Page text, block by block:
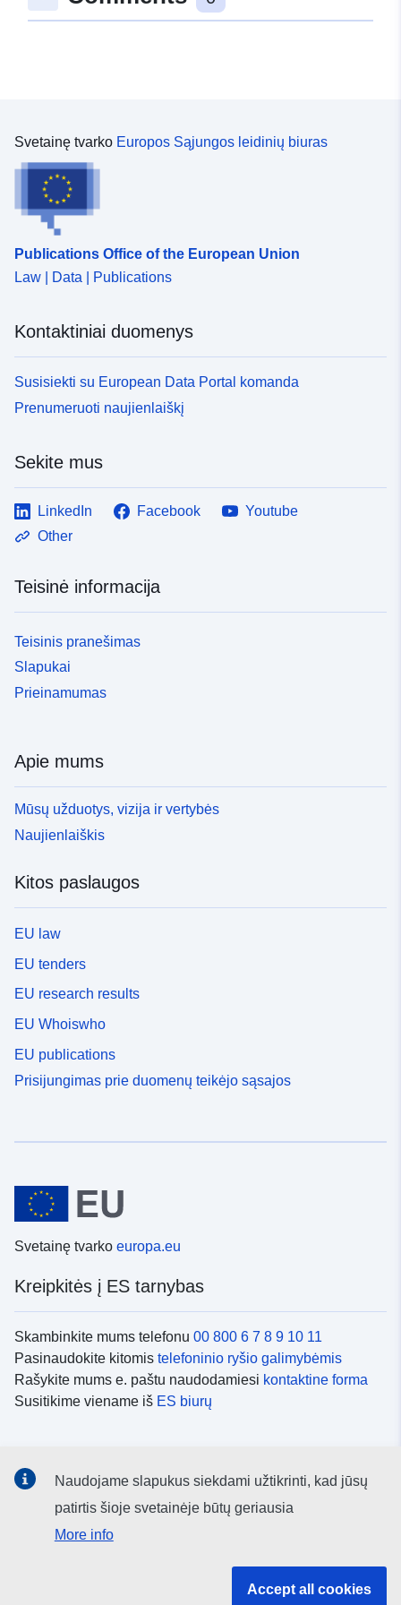
6ee2-887e-b03e-369cae652fd4
Svetainę tvarko Europos Sąjungos leidinių biuras
Publications Office of the European Union
Law | Data | Publications
Kontaktiniai duomenys
Susisiekti su European Data Portal komanda
Prenumeruoti naujienlaiškį
Sekite mus
LinkedIn Facebook
Youtube
Other
Teisinė informacija
Teisinis pranešimas
Slapukai
Prieinamumas
Apie mums
Mūsų užduotys, vizija ir vertybės
Naujienlaiškis
Kitos paslaugos
EU law
EU tenders
EU research results
EU Whoiswho
EU publications
Prisijungimas prie duomenų teikėjo sąsajos
Svetainę tvarko europa.eu
Kreipkitės į ES tarnybas
Skambinkite mums telefonu 00 800 6 7 8 9 10 11
Pasinaudokite kitomis telefoninio ryšio galimybėmis
Rašykite mums e. paštu naudodamiesi kontaktine forma
Susitikime viename iš ES biurų
socialinių tinklų kanalai
Naudojame slapukus siekdami užtikrinti, kad jūsų
patirtis šioje svetainėje būtų geriausia
More info
Accept all cookies